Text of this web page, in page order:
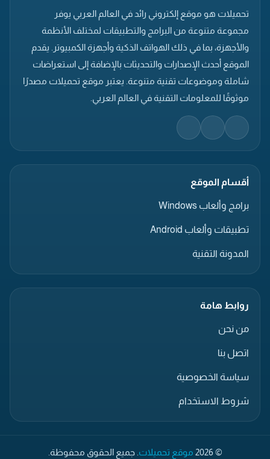
تحميلات هو موقع إلكتروني رائد في العالم العربي يوفر
مجموعة متنوعة من البرامج والتطبيقات لمختلف الأنظمة
والأجهزة، بما في ذلك الهواتف الذكية وأجهزة الكمبيوتر. يقدم
الموقع أحدث الإصدارات والتحديثات بالإضافة إلى استعراضات
شاملة وموضوعات تقنية متنوعة. يعتبر موقع تحميلات مصدرًا
موثوقًا للمعلومات التقنية في العالم العربي.
أقسام الموقع
برامج وألعاب Windows
تطبيقات وألعاب Android
المدونة التقنية
روابط هامة
من نحن
اتصل بنا
سياسة الخصوصية
شروط الاستخدام
© 2026 موقع تحميلات. جميع الحقوق محفوظة.